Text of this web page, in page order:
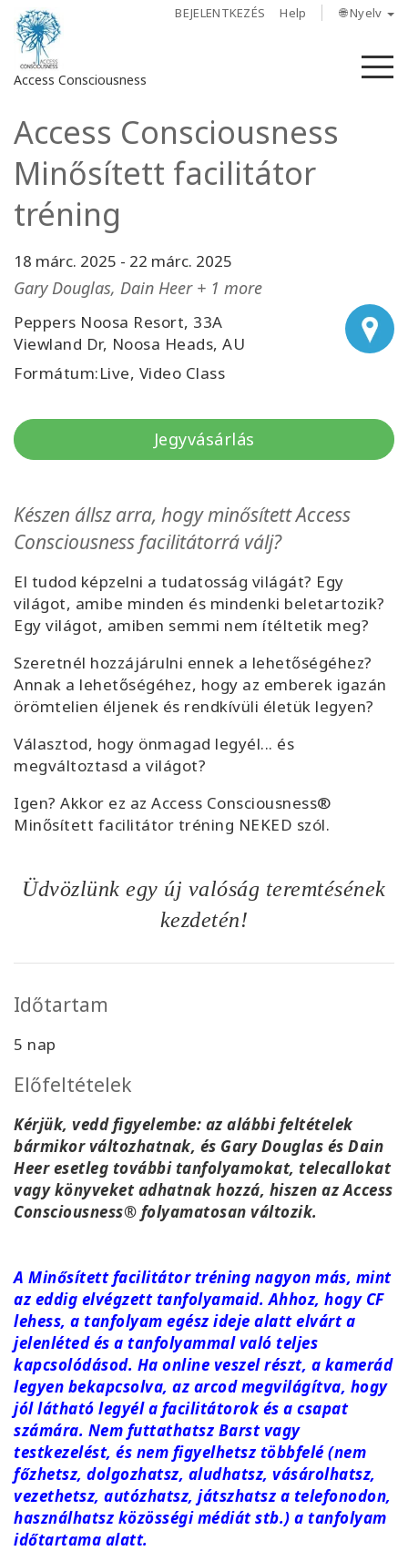
BEJELENTKEZÉS Help 🌐 Nyelv
Access Consciousness
Bejelentkezés
fiókba
Rólunk
Access
Bars
Régiók
Tanfolyamok
More
KERESÉS
Access Consciousness
Minősített facilitátor
tréning
18 márc. 2025 - 22 márc. 2025
Gary Douglas, Dain Heer + 1 more
Peppers Noosa Resort, 33A
Viewland Dr, Noosa Heads, AU
Formátum:Live, Video Class
Jegyvásárlás
Készen állsz arra, hogy minősített Access
Consciousness facilitátorrá válj?
El tudod képzelni a tudatosság világát? Egy
világot, amibe minden és mindenki beletartozik?
Egy világot, amiben semmi nem ítéltetik meg?
Szeretnél hozzájárulni ennek a lehetőségéhez?
Annak a lehetőségéhez, hogy az emberek igazán
örömtelien éljenek és rendkívüli életük legyen?
Választod, hogy önmagad legyél... és
megváltoztasd a világot?
Igen? Akkor ez az Access Consciousness®
Minősített facilitátor tréning NEKED szól.
Üdvözlünk egy új valóság teremtésének
kezdetén!
Időtartam
5 nap
Előfeltételek
Kérjük, vedd figyelembe: az alábbi feltételek
bármikor változhatnak, és Gary Douglas és Dain
Heer esetleg további tanfolyamokat, telecallokat
vagy könyveket adhatnak hozzá, hiszen az Access
Consciousness® folyamatosan változik.
A Minősített facilitátor tréning nagyon más, mint
az eddig elvégzett tanfolyamaid. Ahhoz, hogy CF
lehess, a tanfolyam egész ideje alatt elvárt a
jelenléted és a tanfolyammal való teljes
kapcsolódásod. Ha online veszel részt, a kamerád
legyen bekapcsolva, az arcod megvilágítva, hogy
jól látható legyél a facilitátorok és a csapat
számára. Nem futtathatsz Barst vagy
testkezelést, és nem figyelhetsz többfelé (nem
főzhetsz, dolgozhatsz, aludhatsz, vásárolhatsz,
vezethetsz, autózhatsz, játszhatsz a telefonodon,
használhatsz közösségi médiát stb.) a tanfolyam
időtartama alatt.